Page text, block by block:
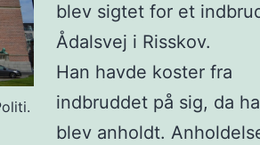
blev sigtet for et
Ådalsvej i Risskov.
Han havde koster fra
indbruddet på sig, da
blev anholdt.